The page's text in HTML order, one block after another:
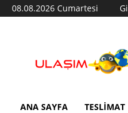
08.08.2026 Cumartesi
ANA SAYFA TESLIMAT